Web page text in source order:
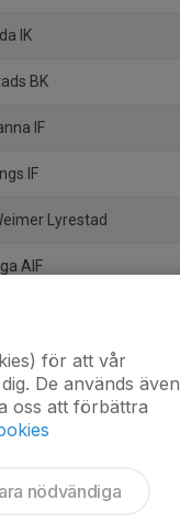
IK
BK
IF
IF
Lyrestad
AIF
IF
för att vår
De används även
oss att förbättra
nödvändiga